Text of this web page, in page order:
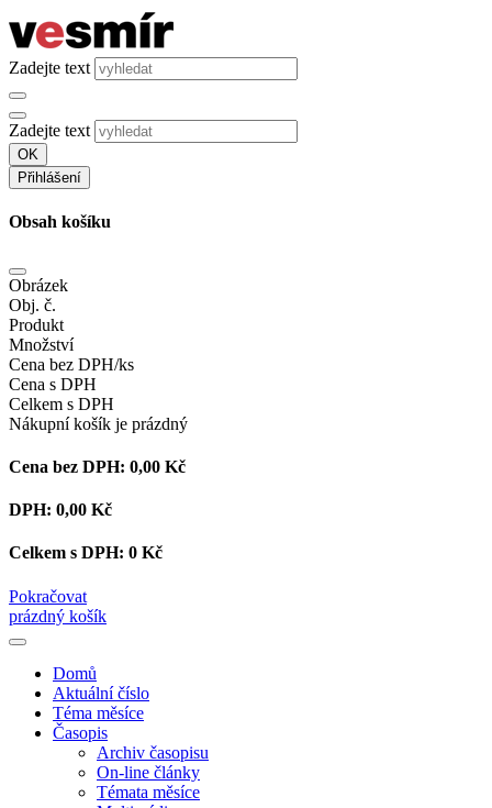
Zadejte text
Zadejte text
OK
Přihlášení
Obsah košíku
Obrázek
Obj. č.
Produkt
Množství
Cena bez DPH/ks
Cena s DPH
Celkem s DPH
Nákupní košík je prázdný
Cena bez DPH: 0,00 Kč
DPH: 0,00 Kč
Celkem s DPH: 0 Kč
Pokračovat
prázdný košík
Domů
Aktuální číslo
Téma měsíce
Časopis
Archiv časopisu
On-line články
Témata měsíce